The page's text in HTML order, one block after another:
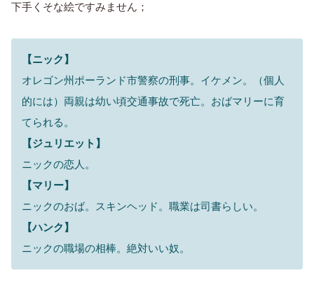
下手くそな絵ですみません；
【ニック】
オレゴン州ポーランド市警察の刑事。イケメン。（個人
的には）両親は幼い頃交通事故で死亡。おばマリーに育
てられる。
【ジュリエット】
ニックの恋人。
【マリー】
ニックのおば。スキンヘッド。職業は司書らしい。
【ハンク】
ニックの職場の相棒。絶対いい奴。